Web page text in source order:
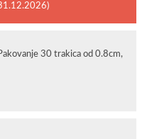
30 trakica od 0.8cm,